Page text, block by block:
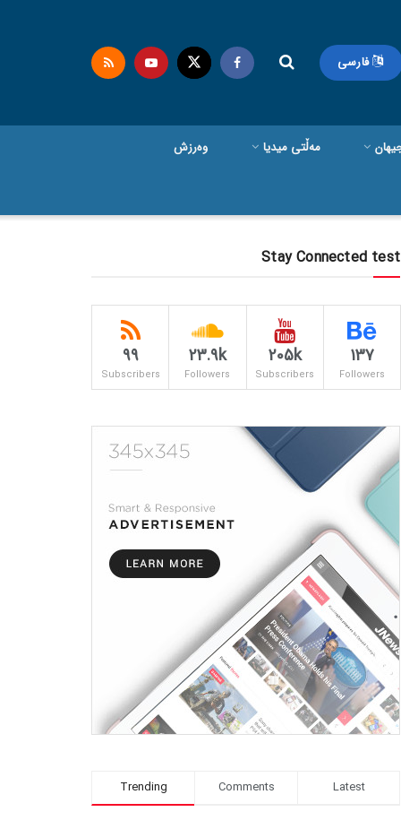
فارسی
مەڵتی میدیا وەرزش
Stay Connected test
137
Followers
205k
Subscribers
23.9k
Followers
99
Subscribers
Trending Comments Latest